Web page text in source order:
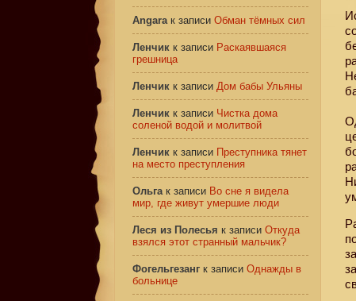
Angaraк записи Обман тёмных сил
Ленчик к записи Раскаявшаяся
грешница
Ленчик к записи Дом бабы Ульяны
Ленчик к записи Чистка дома
соленой водой и молитвой
Ленчик к записи Преступника тянет
на место преступления
Ольгак записи Во сне я видела
мир, где живут умершие люди
Леся из Полесья к записи Откуда
взялся этот странный мальчик?
Фогельгезанг к записи Однажды в
больнице